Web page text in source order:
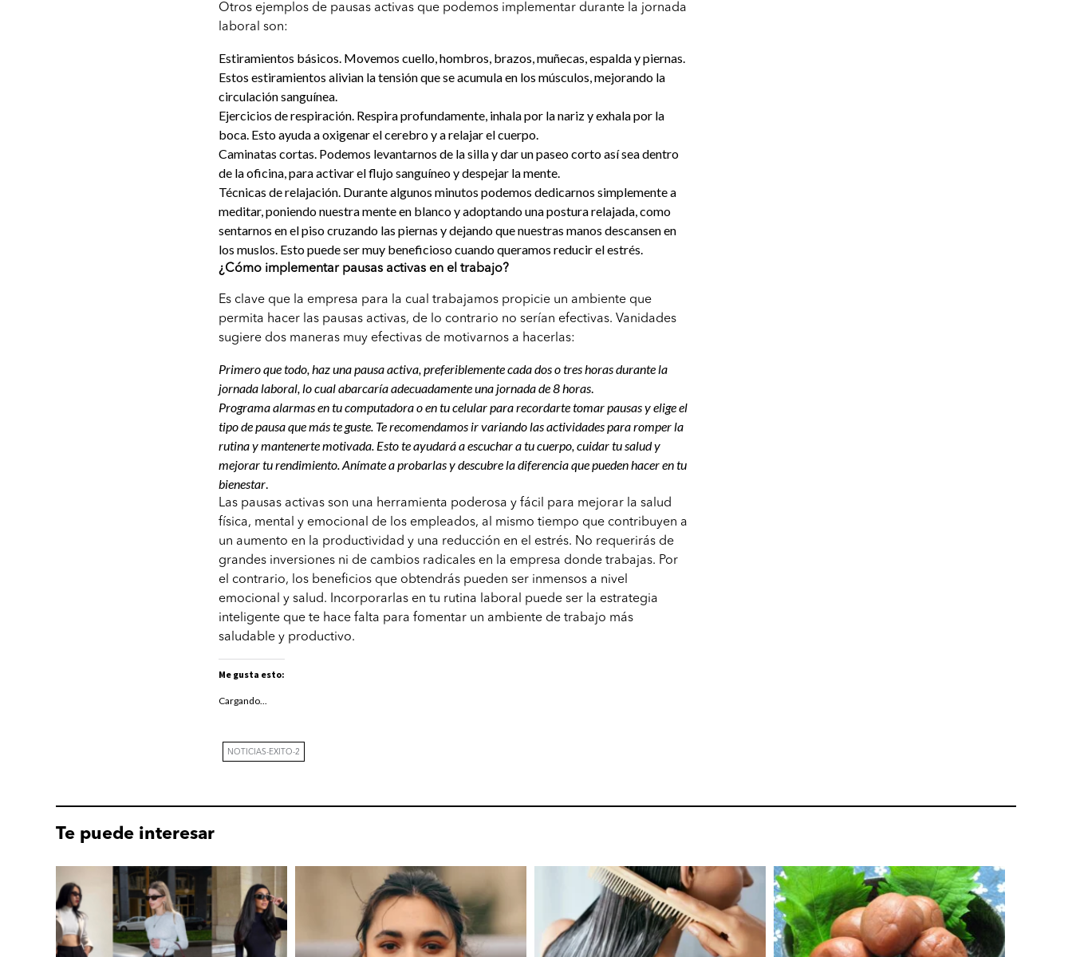
Otros ejemplos de pausas activas que podemos implementar durante la jornada
laboral son:
Estiramientos básicos. Movemos cuello, hombros, brazos, muñecas, espalda y piernas.
Estos estiramientos alivian la tensión que se acumula en los músculos, mejorando la
circulación sanguínea.
Ejercicios de respiración. Respira profundamente, inhala por la nariz y exhala por la
boca. Esto ayuda a oxigenar el cerebro y a relajar el cuerpo.
Caminatas cortas. Podemos levantarnos de la silla y dar un paseo corto así sea dentro
de la oficina, para activar el flujo sanguíneo y despejar la mente.
Técnicas de relajación. Durante algunos minutos podemos dedicarnos simplemente a
meditar, poniendo nuestra mente en blanco y adoptando una postura relajada, como
sentarnos en el piso cruzando las piernas y dejando que nuestras manos descansen en
los muslos. Esto puede ser muy beneficioso cuando queramos reducir el estrés.
¿Cómo implementar pausas activas en el trabajo?
Es clave que la empresa para la cual trabajamos propicie un ambiente que
permita hacer las pausas activas, de lo contrario no serían efectivas. Vanidades
sugiere dos maneras muy efectivas de motivarnos a hacerlas:
Primero que todo, haz una pausa activa, preferiblemente cada dos o tres horas durante la
jornada laboral, lo cual abarcaría adecuadamente una jornada de 8 horas.
Programa alarmas en tu computadora o en tu celular para recordarte tomar pausas y elige el
tipo de pausa que más te guste. Te recomendamos ir variando las actividades para romper la
rutina y mantenerte motivada. Esto te ayudará a escuchar a tu cuerpo, cuidar tu salud y
mejorar tu rendimiento. Anímate a probarlas y descubre la diferencia que pueden hacer en tu
bienestar.
Las pausas activas son una herramienta poderosa y fácil para mejorar la salud
física, mental y emocional de los empleados, al mismo tiempo que contribuyen a
un aumento en la productividad y una reducción en el estrés. No requerirás de
grandes inversiones ni de cambios radicales en la empresa donde trabajas. Por
el contrario, los beneficios que obtendrás pueden ser inmensos a nivel
emocional y salud. Incorporarlas en tu rutina laboral puede ser la estrategia
inteligente que te hace falta para fomentar un ambiente de trabajo más
saludable y productivo.
Me gusta esto:
Cargando...
NOTICIAS-EXITO-2
Te puede interesar